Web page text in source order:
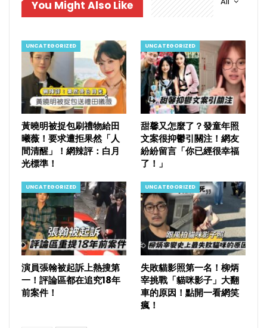
You Might Also Like
UNCATEGORIZED
黃曉明被捉包刷禮物給田
曦薇！要求遭拒果然「人
間清醒」！網辣評：白月
光標準！
UNCATEGORIZED
甜馨又怎麼了？發童年照
文案很抑鬱引關注！網友
紛紛留言「你已經很幸福
了！」
UNCATEGORIZED
演員張翰被起訴上熱搜第
一！評論區都在追究18年
前案件！
UNCATEGORIZED
失敗貓影照第一名！柳炳
宰挑戰「貓咪影子」大翻
車的原因！點開一看網笑
瘋！